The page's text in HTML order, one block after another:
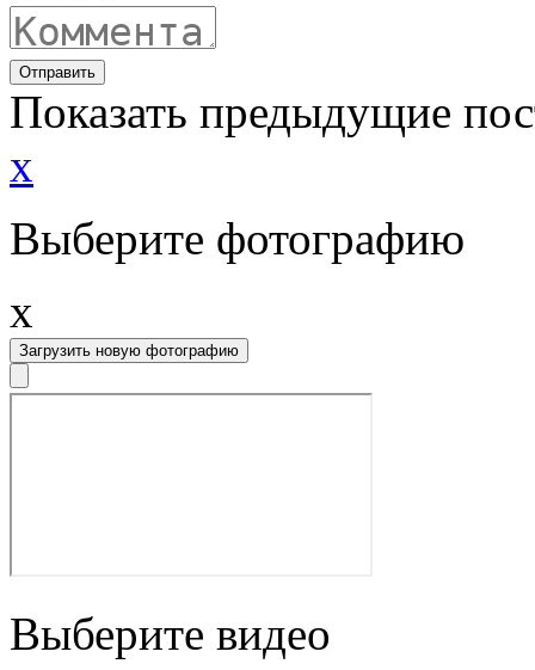
Отправить
Показать предыдущие
x
Выберите фотографию
x
Загрузить новую фотографию
Выберите видео